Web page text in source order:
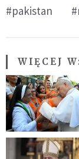
#pakistan
WIĘCEJ